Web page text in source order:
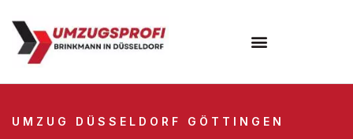
UMZUG DÜSSELDORF GÖTTINGEN